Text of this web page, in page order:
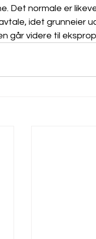
Det normale er
idet grunneier
går videre til